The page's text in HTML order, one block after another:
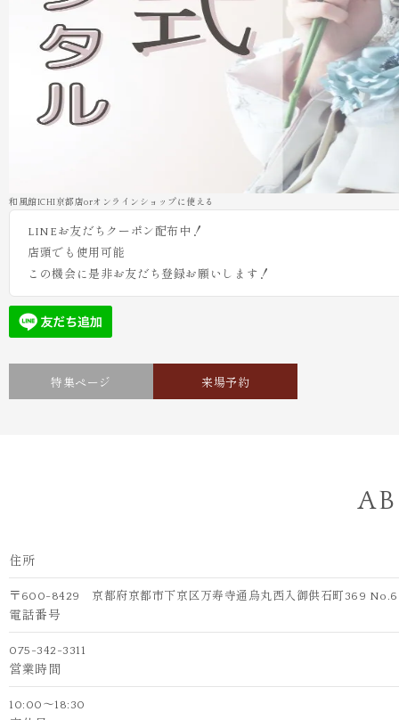
和風館ICHI京都店orオンラインショップに使える
LINEお友だちクーポン配布中！
店頭でも使用可能
この機会に是非お友だち登録お願いします！
特集ページ 来場予約
住所
〒600-8429 京都府京都市下京区万寿寺通烏丸西入御供石町369
電話番号
075-342-3311
営業時間
10:00～18:30